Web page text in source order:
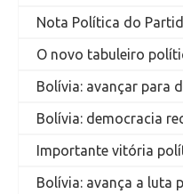
Nota Política do
O novo tabuleiro
Bolívia: avançar para
Bolívia: democracia
Importante vitória
Bolívia: avança a luta